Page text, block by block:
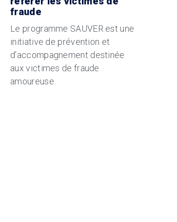
fraude
Le programme SAUVER est une
initiative de prévention et
d’accompagnement destinée
aux victimes de fraude
amoureuse.